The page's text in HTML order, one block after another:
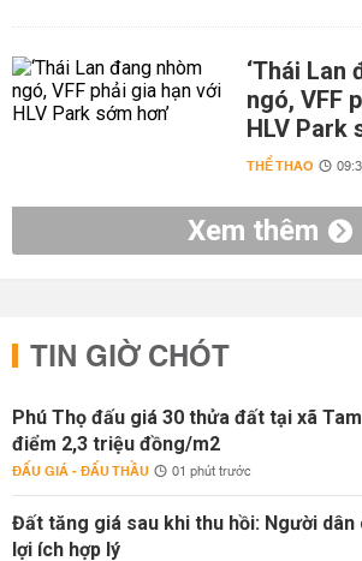
‘Thái Lan
ngó, VFF
HLV Park
THỂ THAO
Xem thêm
TIN GIỜ CHÓT
Phú Thọ đấu giá 30 thửa đất tại xã
điểm 2,3 triệu đồng/m2
ĐẤU GIÁ - ĐẤU THẦU 01 phút trước
Đất tăng giá sau khi thu hồi: Người
lợi ích hợp lý